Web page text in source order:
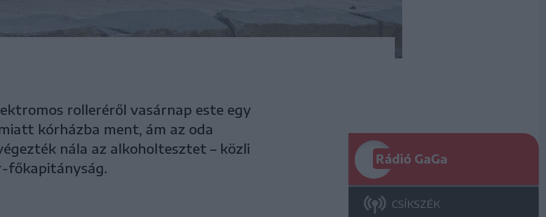
rolleréről vasárnap este egy
kórházba ment, ám az oda
nála az alkoholtesztet – közli
főkapitányság.
Rádió GaGa
CSÍKSZÉK